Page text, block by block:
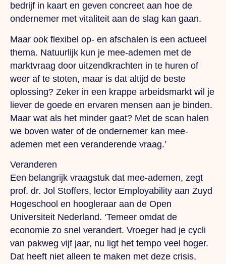
bedrijf in kaart en geven concreet aan hoe de
ondernemer met vitaliteit aan de slag kan gaan.
Maar ook flexibel op- en afschalen is een actueel
thema. Natuurlijk kun je mee-ademen met de
marktvraag door uitzendkrachten in te huren of
weer af te stoten, maar is dat altijd de beste
oplossing? Zeker in een krappe arbeidsmarkt wil je
liever de goede en ervaren mensen aan je binden.
Maar wat als het minder gaat? Met de scan halen
we boven water of de ondernemer kan mee-
ademen met een veranderende vraag.’
Veranderen
Een belangrijk vraagstuk dat mee-ademen, zegt
prof. dr. Jol Stoffers, lector Employability aan Zuyd
Hogeschool en hoogleraar aan de Open
Universiteit Nederland. ‘Temeer omdat de
economie zo snel verandert. Vroeger had je cycli
van pakweg vijf jaar, nu ligt het tempo veel hoger.
Dat heeft niet alleen te maken met deze crisis,